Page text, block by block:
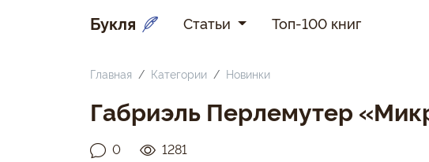
Букля Статьи Топ-100 книг
Главная Категории Новинки
Габриэль Перлемутер
0 1281